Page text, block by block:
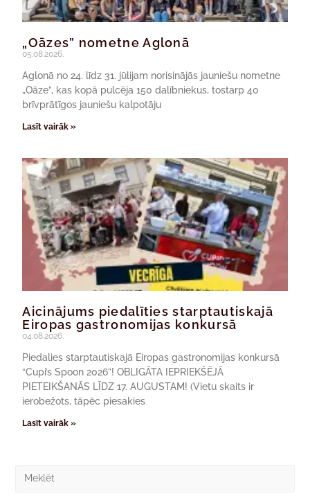
„Oāzes” nometne Aglonā
05.08.2026.
Aglonā no 24. līdz 31. jūlijam norisinājās jauniešu nometne
„Oāze”, kas kopā pulcēja 150 dalībniekus, tostarp 40
brīvprātīgos jauniešu kalpotāju
Lasīt vairāk »
Aicinājums piedalīties starptautiskajā
Eiropas gastronomijas konkursā
04.08.2026.
Piedalies starptautiskajā Eiropas gastronomijas konkursā
“Cupi’s Spoon 2026”! OBLIGĀTA IEPRIEKŠĒJĀ
PIETEIKŠANĀS LĪDZ 17. AUGUSTAM! (Vietu skaits ir
ierobežots, tāpēc piesakies
Lasīt vairāk »